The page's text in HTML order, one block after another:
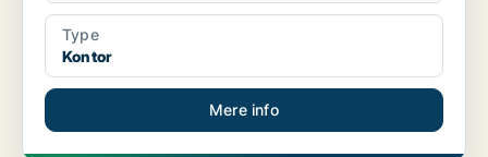
Type
Kontor
Mere info